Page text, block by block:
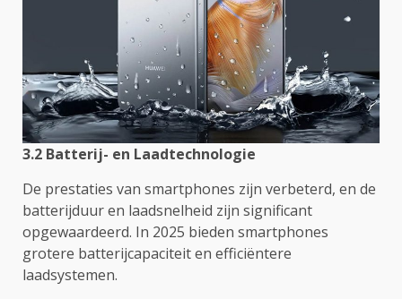
3.2 Batterij- en Laadtechnologie
De prestaties van smartphones zijn verbeterd, en de
batterijduur en laadsnelheid zijn significant
opgewaardeerd. In 2025 bieden smartphones
grotere batterijcapaciteit en efficiëntere
laadsystemen.